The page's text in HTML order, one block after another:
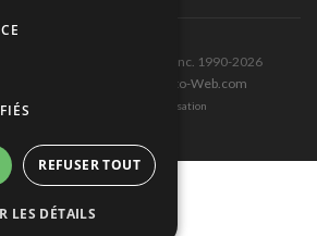
© Les Éditions Pole-Position inc. 1990-2026
et hébergé par Montréal-Photo-Web.com
confidentialité et Conditions d’utilisation
REFUSER TOUT
LES DÉTAILS